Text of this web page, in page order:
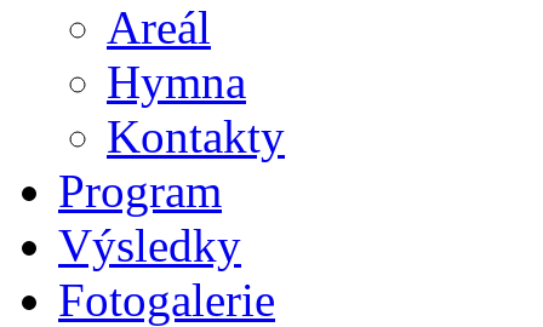
Areál
Hymna
Kontakty
Program
Výsledky
Fotogalerie